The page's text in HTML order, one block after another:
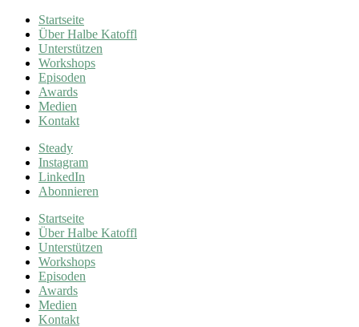
Startseite
Über Halbe Katoffl
Unterstützen
Workshops
Episoden
Awards
Medien
Kontakt
Steady
Instagram
LinkedIn
Abonnieren
Startseite
Über Halbe Katoffl
Unterstützen
Workshops
Episoden
Awards
Medien
Kontakt